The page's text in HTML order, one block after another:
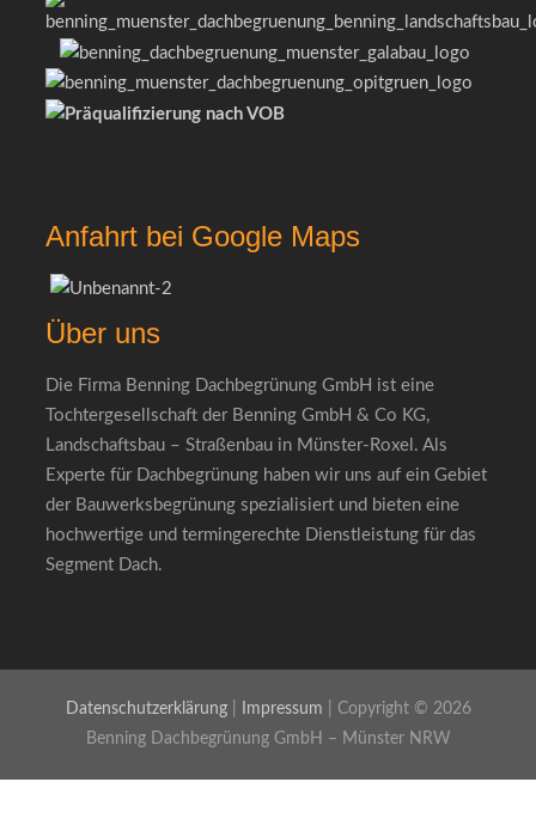
Anfahrt bei Google Maps
Über uns
Die Firma Benning Dachbegrünung GmbH ist eine
Tochtergesellschaft der Benning GmbH & Co KG,
Landschaftsbau – Straßenbau in Münster-Roxel. Als
Experte für Dachbegrünung haben wir uns auf ein Gebiet
der Bauwerksbegrünung spezialisiert und bieten eine
hochwertige und termingerechte Dienstleistung für das
Segment Dach.
Datenschutzerklärung| Impressum | Copyright © 2026
Benning Dachbegrünung GmbH – Münster NRW